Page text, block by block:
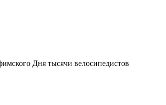
Дня тысячи велосипедистов